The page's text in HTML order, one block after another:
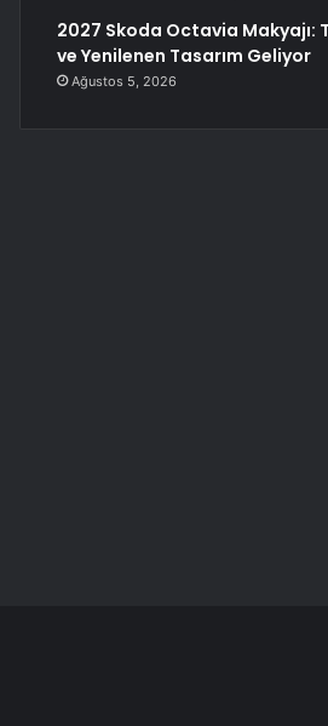
2027 Skoda Octavia Makyajı:
ve Yenilenen Tasarım Geliyor
Ağustos 5, 2026